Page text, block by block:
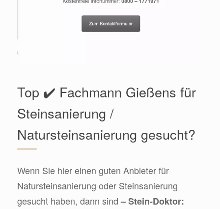
Top ✔️ Fachmann Gießens für
Steinsanierung /
Natursteinsanierung gesucht?
Wenn Sie hier einen guten Anbieter für
Natursteinsanierung oder Steinsanierung
gesucht haben, dann sind– Stein-Doktor: